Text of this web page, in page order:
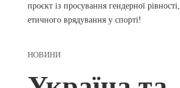
проєкт із просування гендерної
етичного врядування у спорті!
НОВИНИ